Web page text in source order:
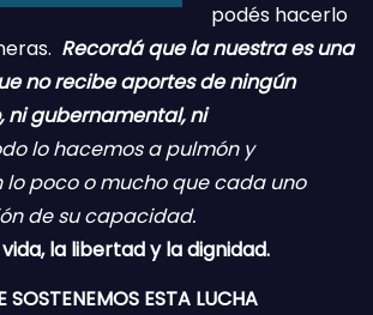
podés hacerlo
Recordá que la nuestra es una
no recibe aportes de ningún
gubernamental, ni
lo hacemos a pulmón y
lo poco o mucho que cada uno
de su capacidad.
la libertad y la dignidad.
SOSTENEMOS ESTA LUCHA